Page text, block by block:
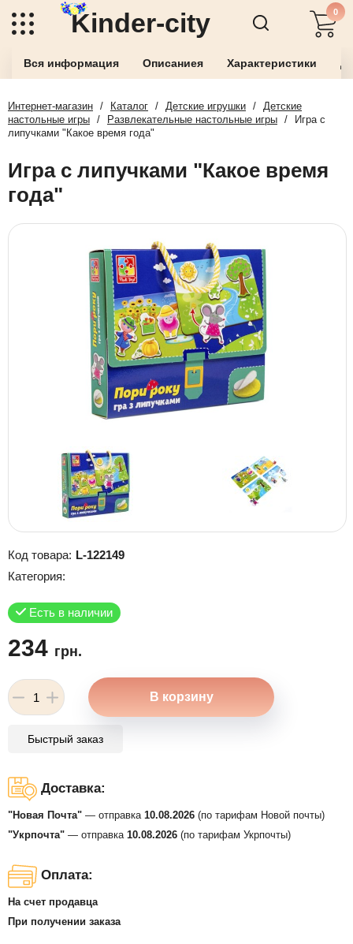
Kinder-city 0
Вся информация Описаниея Характеристики
Интернет-магазин / Каталог / Детские игрушки / Детские
настольные игры / Развлекательные настольные игры /
Игра с
липучками "Какое время года"
Игра с липучками "Какое время
года"
Код товара: L-122149
Категория:
Есть в наличии
234 грн.
Быстрый заказ
Доставка:
"Новая Почта" — отправка 10.08.2026 (по тарифам Новой почты)
"Укрпочта" — отправка 10.08.2026 (по тарифам Укрпочты)
Оплата:
На счет продавца
При получении заказа